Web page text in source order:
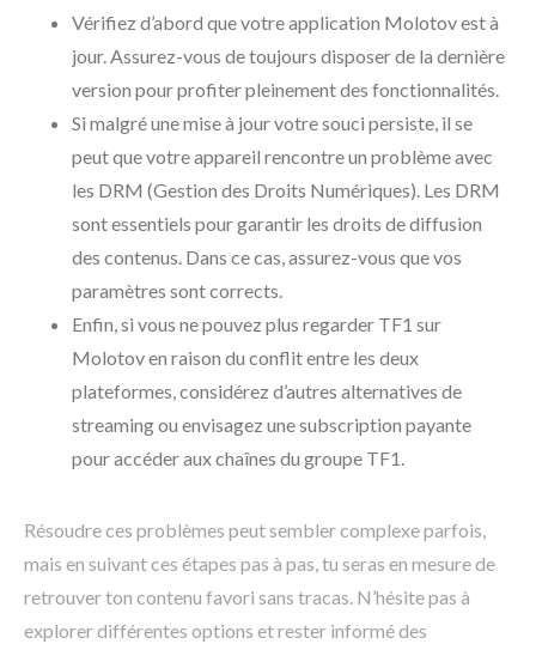
Vérifiez d’abord que votre application Molotov est à
jour. Assurez-vous de toujours disposer de la dernière
version pour profiter pleinement des fonctionnalités.
Si malgré une mise à jour votre souci persiste, il se
peut que votre appareil rencontre un problème avec
les DRM (Gestion des Droits Numériques). Les DRM
sont essentiels pour garantir les droits de diffusion
des contenus. Dans ce cas, assurez-vous que vos
paramètres sont corrects.
Enfin, si vous ne pouvez plus regarder TF1 sur
Molotov en raison du conflit entre les deux
plateformes, considérez d’autres alternatives de
streaming ou envisagez une subscription payante
pour accéder aux chaînes du groupe TF1.
Résoudre ces problèmes peut sembler complexe parfois,
mais en suivant ces étapes pas à pas, tu seras en mesure de
retrouver ton contenu favori sans tracas. N’hésite pas à
explorer différentes options et rester informé des